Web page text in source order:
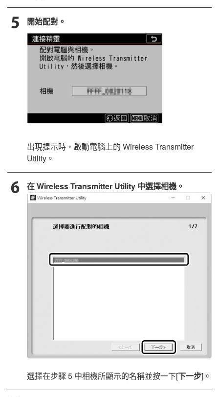
開始配對。
出現提示時，啟動電腦上的 Wireless Transmitter
Utility 。
在Wireless Transmitter Utility 中選擇相機。
選擇在步驟 5 中相機所顯示的名稱並按一下[下一步]。